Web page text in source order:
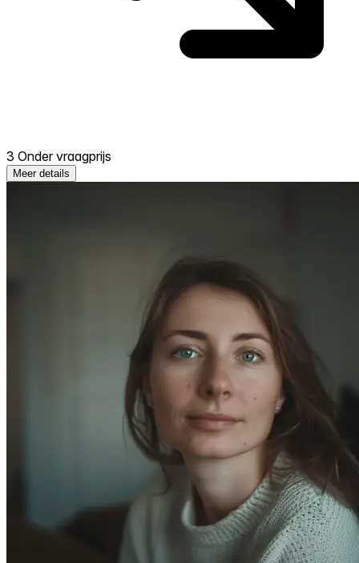
3 Onder vraagprijs
Meer details